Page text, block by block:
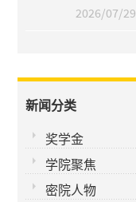
2026/07/29
新闻分类
奖学金
学院聚焦
密院人物